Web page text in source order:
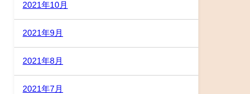
2021年10月
2021年9月
2021年8月
2021年7月